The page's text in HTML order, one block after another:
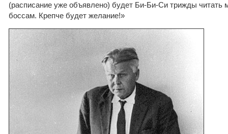
(расписание уже объявлено) будет Би-Би-Си трижды читать
боссам. Крепче будет желание!»